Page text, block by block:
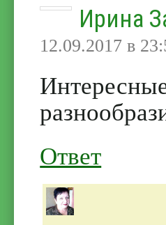
Ирина
12.09.2017 в
Ответ